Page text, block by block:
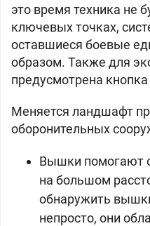
это время техника не
ключевых точках,
оставшиеся боевые
образом. Также для
предусмотрена
Меняется ландшафт
оборонительных
Вышки помогают
на большом
обнаружить
непросто, они